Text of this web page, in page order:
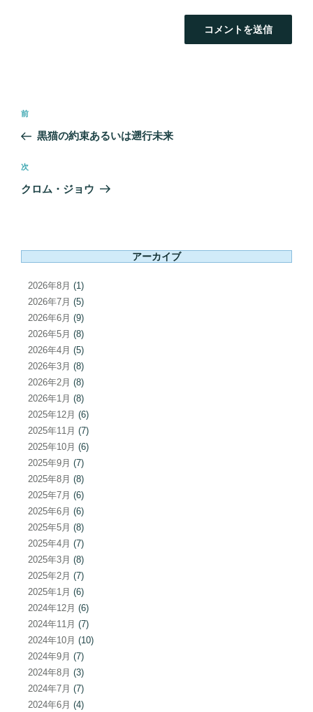
ナ
ビ
ー
ン
前
の
稿
前
黒猫の約束あるいは遡行未来
次
の
次
クロム・ジョウ
アーカイブ
2026年8月 (1)
2026年7月 (5)
2026年6月 (9)
2026年5月 (8)
2026年4月 (5)
2026年3月 (8)
2026年2月 (8)
2026年1月 (8)
2025年12月 (6)
2025年11月 (7)
2025年10月 (6)
2025年9月 (7)
2025年8月 (8)
2025年7月 (6)
2025年6月 (6)
2025年5月 (8)
2025年4月 (7)
2025年3月 (8)
2025年2月 (7)
2025年1月 (6)
2024年12月 (6)
2024年11月 (7)
2024年10月 (10)
2024年9月 (7)
2024年8月 (3)
2024年7月 (7)
2024年6月 (4)